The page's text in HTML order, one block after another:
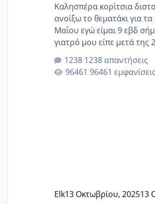
Καλησπέρα κορίτσια
ανοίξω το θεματάκι για
Μαΐου εγώ είμαι 9 εβδ σήμερα πήγα
γιατρό μου είπε μετά της
κλείσω ραντεβού για την
καμιά άλλη κοπέλα να
1238 απαντήσεις
96461 εμφανίσεις
Elk13 Οκτωβρίου, 202513